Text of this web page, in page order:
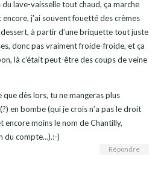
lave-vaisselle tout chaud, ça marche
j’ai souvent fouetté des crèmes
dessert, à partir d’une briquette tout juste
donc pas vraiment froide-froide, et ça
là c’était peut-être des coups de veine
que dès lors, tu ne mangeras plus
en bombe (qui je crois n’a pas le droit
encore moins le nom de Chantilly,
du compte…).:-)
Répondre